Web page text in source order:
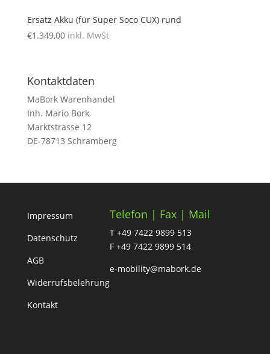
Ersatz Akku (für Super Soco CUX) rund
€1.349,00 inkl. MwSt
Kontaktdaten
MaBork Warenhandel
Inh. Mario Bork
Marktstrasse 12
DE-78713 Schramberg
Impressum
Datenschutz
AGB
Widerrufsbelehrung
Kontakt
Telefon | Fax | Mail
T +49 7422 9899 513
F +49 7422 9899 514
e-mobility@mabork.de